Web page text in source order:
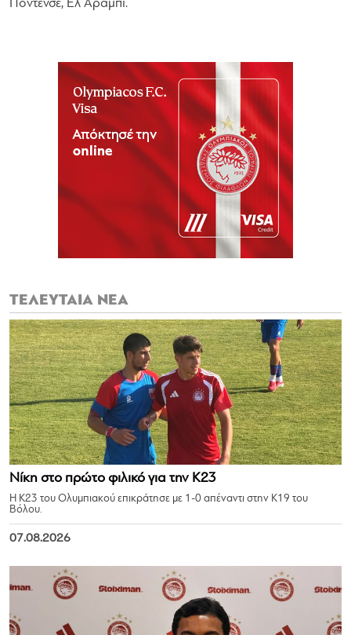
Ποντένσε, Ελ Αραμπί.
ΤΕΛΕΥΤΑΙΑ ΝΕΑ
Νίκη στο πρώτο φιλικό για την Κ23
Η Κ23 του Ολυμπιακού επικράτησε με 1-0 απέναντι στην Κ19 του
Βόλου.
07.08.2026